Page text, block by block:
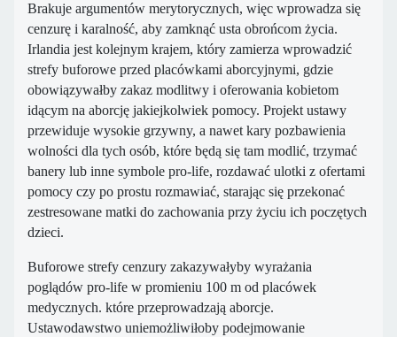
Brakuje argumentów merytorycznych, więc wprowadza się
cenzurę i karalność, aby zamknąć usta obrońcom życia.
Irlandia jest kolejnym krajem, który zamierza wprowadzić
strefy buforowe przed placówkami aborcyjnymi, gdzie
obowiązywałby zakaz modlitwy i oferowania kobietom
idącym na aborcję jakiejkolwiek pomocy. Projekt ustawy
przewiduje wysokie grzywny, a nawet kary pozbawienia
wolności dla tych osób, które będą się tam modlić, trzymać
banery lub inne symbole pro-life, rozdawać ulotki z ofertami
pomocy czy po prostu rozmawiać, starając się przekonać
zestresowane matki do zachowania przy życiu ich poczętych
dzieci.
Buforowe strefy cenzury zakazywałyby wyrażania
poglądów pro-life w promieniu 100 m od placówek
medycznych. które przeprowadzają aborcje.
Ustawodawstwo uniemożliwiłoby podejmowanie